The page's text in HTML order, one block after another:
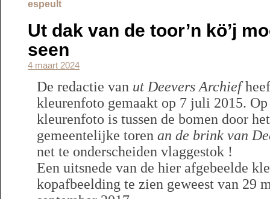
espeult
Ut dak van de toor’n kö’j
seen
4 maart 2024
De redactie van ut Deevers Archief
kleurenfoto gemaakt op 7 juli 2015.
kleurenfoto is tussen de bomen door
gemeentelijke toren an de brink van
net te onderscheiden vlaggestok !
Een uitsnede van de hier afgebeelde
kopafbeelding te zien geweest van 29